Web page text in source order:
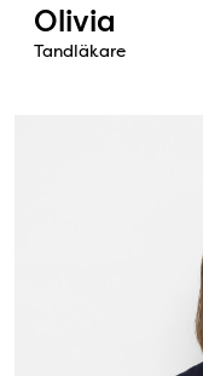
Olivia
Tandläkare